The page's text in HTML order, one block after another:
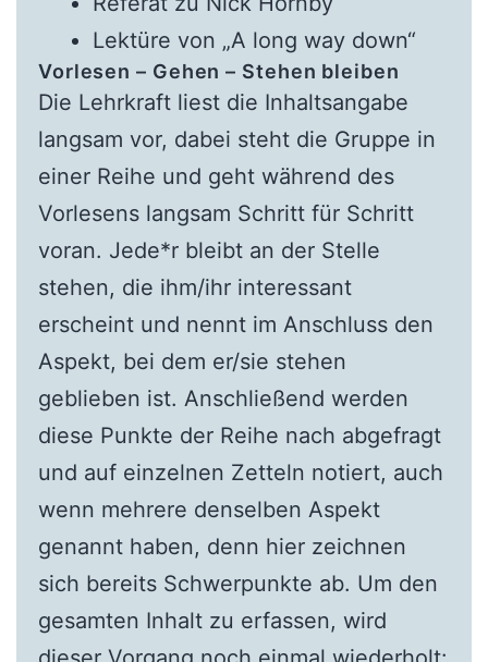
Lektüre von „A long way down“
Vorlesen – Gehen – Stehen bleiben
Die Lehrkraft liest die Inhaltsangabe
langsam vor, dabei steht die Gruppe in
einer Reihe und geht während des
Vorlesens langsam Schritt für Schritt
voran. Jede*r bleibt an der Stelle
stehen, die ihm/ihr interessant
erscheint und nennt im Anschluss den
Aspekt, bei dem er/sie stehen
geblieben ist. Anschließend werden
diese Punkte der Reihe nach abgefragt
und auf einzelnen Zetteln notiert, auch
wenn mehrere denselben Aspekt
genannt haben, denn hier zeichnen
sich bereits Schwerpunkte ab. Um den
gesamten Inhalt zu erfassen, wird